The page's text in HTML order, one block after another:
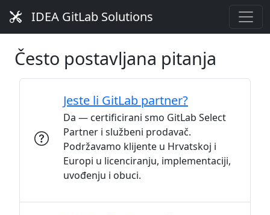
IDEA GitLab Solutions
Često postavljana pitanja
Jeste li GitLab partner?
Da — certificirani smo GitLab Select
Partner i službeni prodavač.
Podržavamo klijente u Hrvatskoj i
Europi u licenciranju, implementaciji,
uvođenju i obuci.